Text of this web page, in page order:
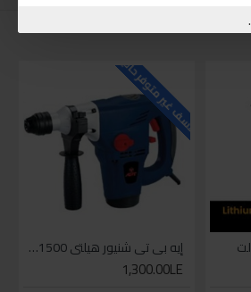
للاسف غير متوفر حاليا
إيه بي تي شنيور هيلتي 1500وات
1,300.00LE